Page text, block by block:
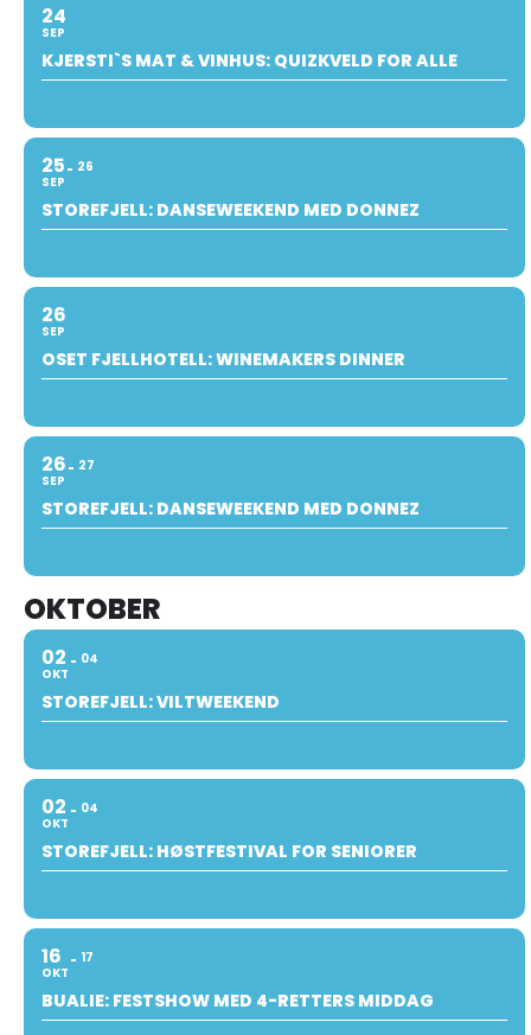
24
SEP
KJERSTI`S MAT & VINHUS: QUIZKVELD FOR ALLE
25
SEP
26
STOREFJELL: DANSEWEEKEND MED DONNEZ
26
SEP
OSET FJELLHOTELL: WINEMAKERS DINNER
26
SEP
27
STOREFJELL: DANSEWEEKEND MED DONNEZ
OKTOBER
02
OKT
04
STOREFJELL: VILTWEEKEND
02
OKT
04
STOREFJELL: HØSTFESTIVAL FOR SENIORER
16
OKT
17
BUALIE: FESTSHOW MED 4-RETTERS MIDDAG